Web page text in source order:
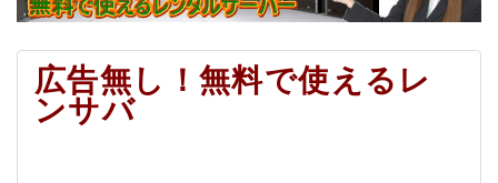
広告無し！無料で使えるレ
ンサバ